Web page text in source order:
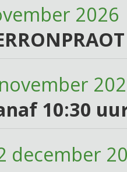
10:30
december